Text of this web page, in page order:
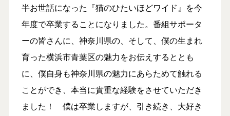
半お世話になった『猫のひたいほどワイド』を今
年度で卒業することになりました。番組サポータ
ーの皆さんに、神奈川県の、そして、僕の生まれ
育った横浜市青葉区の魅力をお伝えするととも
に、僕自身も神奈川県の魅力にあらためて触れる
ことができ、本当に貴重な経験をさせていただき
ました！ 僕は卒業しますが、引き続き、大好き